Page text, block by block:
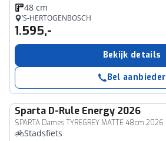
48 cm
’S-HERTOGENBOSCH
1.595,-
Bekijk details
Bel aanbieder
Sparta D-Rule Energy 2026
SPARTA Dames TYREGREY MATTE 48cm 2026
Stadsfiets